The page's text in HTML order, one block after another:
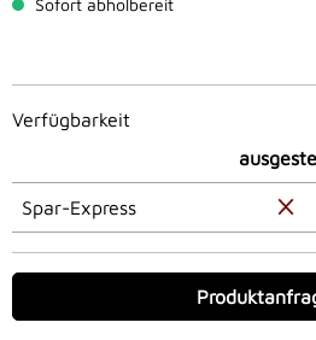
Sofort abholbereit
Verfügbarkeit
Spar-Express